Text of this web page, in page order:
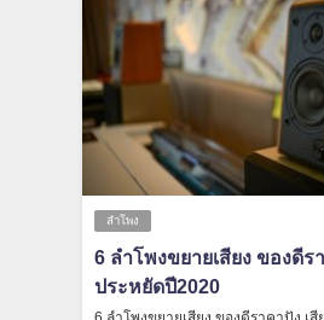
ลำโพง
6 ลำโพงขยายเสียง ของดีร
ประหยัดปี2020